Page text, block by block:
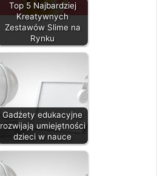
Top 5 Najbardziej
Kreatywnych
Zestawów Slime na
Rynku
Gadżety edukacyjne
rozwijają umiejętności
dzieci w nauce